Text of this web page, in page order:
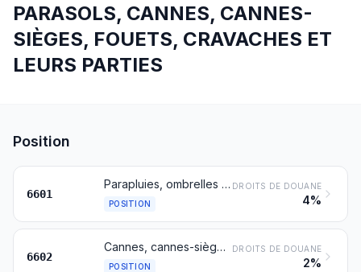
PARASOLS, CANNES, CANNES-
SIÈGES, FOUETS, CRAVACHES ET
LEURS PARTIES
Position
6601
Parapluies, ombrelles et parasols (y compris les parapluies-cannes, les parasols de jardin et articles similaires)
POSITION
DROITS DE DOUANE
4%
6602
Cannes, cannes-sièges, fouets, cravaches et articles similaires
POSITION
DROITS DE DOUANE
2%